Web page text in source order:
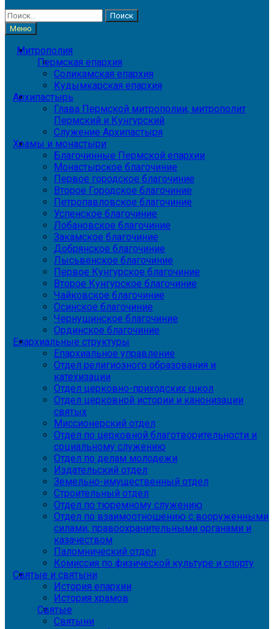
Найти:
Меню
Митрополия
Пермская епархия
Соликамская епархия
Кудымкарская епархия
Архипастырь
Глава Пермской митрополии, митрополит
Пермский и Кунгурский
Служение Архипастыря
Храмы и монастыри
Благочинные Пермской епархии
Монастырское благочиние
Первое городское благочиние
Второе Городское благочиние
Петропавловское благочиние
Успенское благочиние
Лобановское благочиние
Закамское благочиние
Добрянское благочиние
Лысьвенское благочиние
Первое Кунгурское благочиние
Второе Кунгурское благочиние
Чайковское благочиние
Осинское благочиние
Чернушинское благочиние
Ординское благочиние
Епархиальные структуры
Епархиальное управление
Отдел религиозного образования и
катехизации
Отдел церковно-приходских школ
Отдел церковной истории и канонизации
святых
Миссионерский отдел
Отдел по церковной благотворительности и
социальному служению
Отдел по делам молодежи
Издательский отдел
Земельно-имущественный отдел
Строительный отдел
Отдел по тюремному служению
Отдел по взаимоотношению с вооруженными
силами, правоохранительными органами и
казачеством
Паломнический отдел
Комиссия по физической культуре и спорту
Святые и святыни
История епархии
История храмов
Святые
Святыни